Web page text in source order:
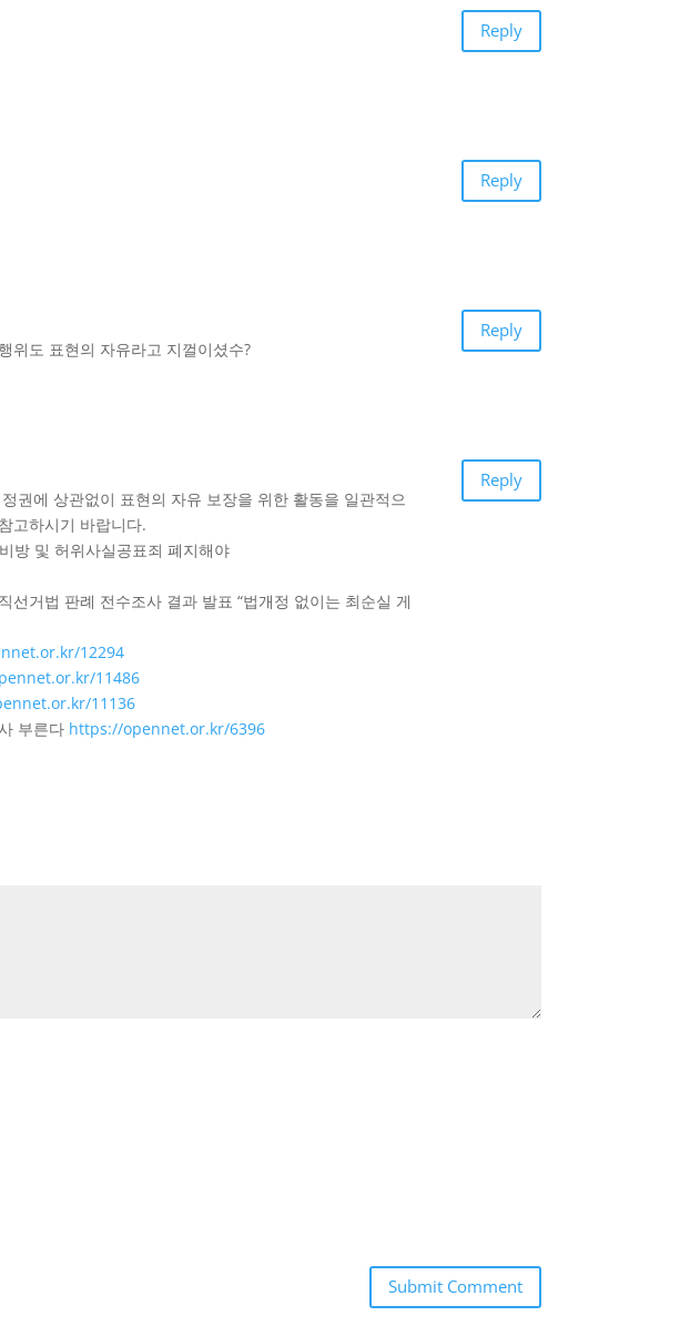
Reply
Reply
위도 표현의 자유라고 지껄이셨수?
Reply
권에 상관없이 표현의 자유 보장을 위한 활동을 일관적으
고하시기 바랍니다.
방 및 허위사실공표죄 폐지해야
거법 판례 전수조사 결과 발표 “법개정 없이는 최순실 게
12294
11486
11136
부른다 https://opennet.or.kr/6396
Reply
Submit Comment